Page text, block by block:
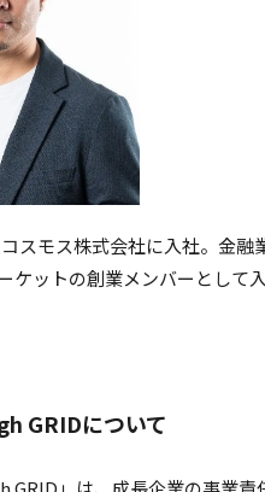
スモス株式会社に入社。金
ケットの創業メンバーとして
GRIDについて